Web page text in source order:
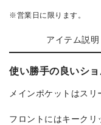
※営業日に限ります。
アイテム説明
使い勝手の良いシ
メインポケットはスリ
フロントにはキーク